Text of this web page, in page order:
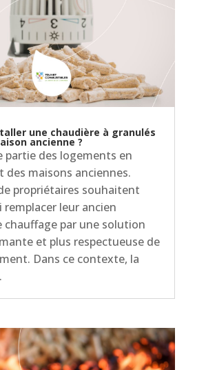
une chaudière à granulés
ancienne ?
partie des logements en
des maisons anciennes.
propriétaires souhaitent
remplacer leur ancien
chauffage par une solution
et plus respectueuse de
Dans ce contexte, la